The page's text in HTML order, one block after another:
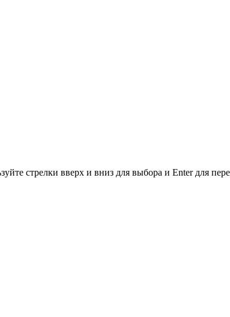
стрелки вверх и вниз для выбора и Enter для